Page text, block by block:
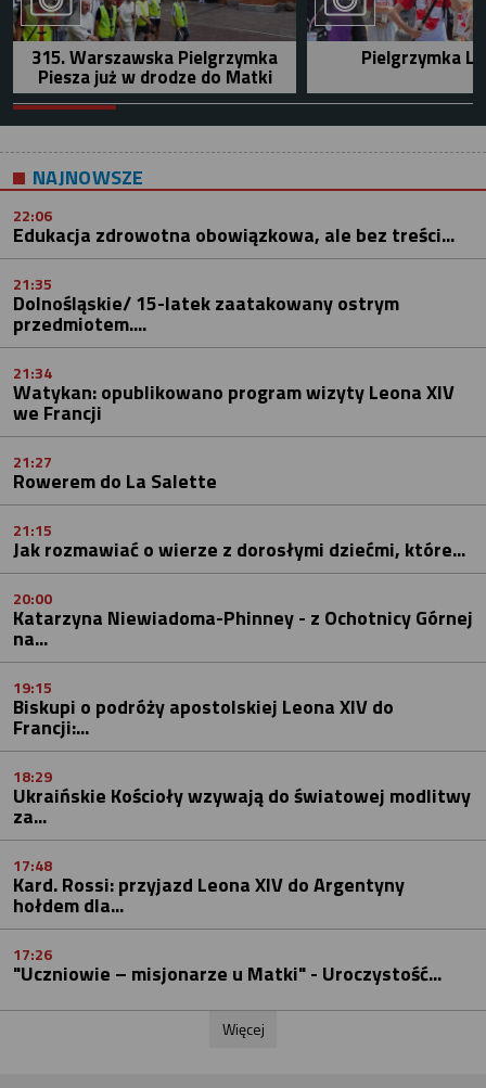
315. Warszawska Pielgrzymka
Piesza już w drodze do Matki
Pielgrzymka
NAJNOWSZE
22:06
Edukacja zdrowotna obowiązkowa, ale bez treści...
21:35
Dolnośląskie/ 15-latek zaatakowany ostrym
przedmiotem....
21:34
Watykan: opublikowano program wizyty Leona XIV
we Francji
21:27
Rowerem do La Salette
21:15
Jak rozmawiać o wierze z dorosłymi dziećmi, które...
20:00
Katarzyna Niewiadoma-Phinney - z Ochotnicy Górnej
na...
19:15
Biskupi o podróży apostolskiej Leona XIV do
Francji:...
18:29
Ukraińskie Kościoły wzywają do światowej modlitwy
za...
17:48
Kard. Rossi: przyjazd Leona XIV do Argentyny
hołdem dla...
17:26
"Uczniowie – misjonarze u Matki" - Uroczystość...
Więcej